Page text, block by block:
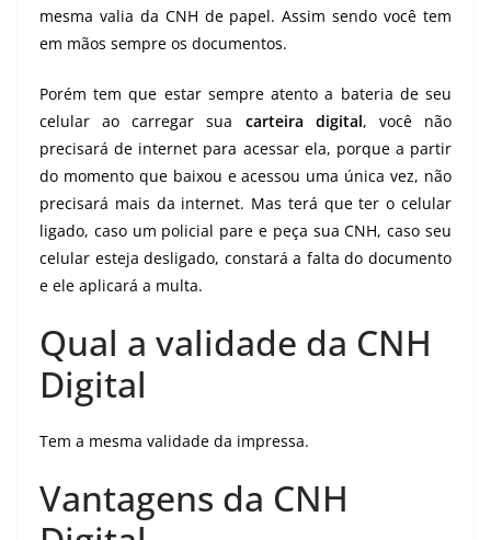
mesma valia da CNH de papel. Assim sendo você tem
em mãos sempre os documentos.
Porém tem que estar sempre atento a bateria de seu
celular ao carregar sua carteira digital, você não
precisará de internet para acessar ela, porque a partir
do momento que baixou e acessou uma única vez, não
precisará mais da internet. Mas terá que ter o celular
ligado, caso um policial pare e peça sua CNH, caso seu
celular esteja desligado, constará a falta do documento
e ele aplicará a multa.
Qual a validade da CNH
Digital
Tem a mesma validade da impressa.
Vantagens da CNH